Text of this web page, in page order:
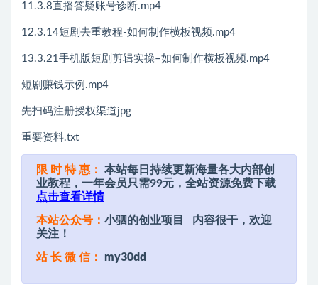
11.3.8直播答疑账号诊断.mp4
12.3.14短剧去重教程-如何制作横板视频.mp4
13.3.21手机版短剧剪辑实操–如何制作横板视频.mp4
短剧赚钱示例.mp4
先扫码注册授权渠道jpg
重要资料.txt
限 时 特 惠：
本站每日持续更新海量各大内部创
业教程，一年会员只需99元，全站资源免费下载
点击查看详情
本站公众号： 小驷的创业项目
内容很干，欢迎
关注！
站 长 微 信： my30dd